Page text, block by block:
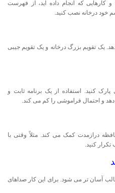
و کارهایی که انجام داده اید، از فهرست
خود درخانه نصب کنید.
یک تقویم بزرگ درخانه و یک تقویم جیبی
کنید. استفاده از یک برنامه ثابت و
و احتمال فراموشی را کم می کند.
درازمدت کمک می کند. مثلاً وقتی با
کنید.
آسان تر می شود. برای این کار صداهای